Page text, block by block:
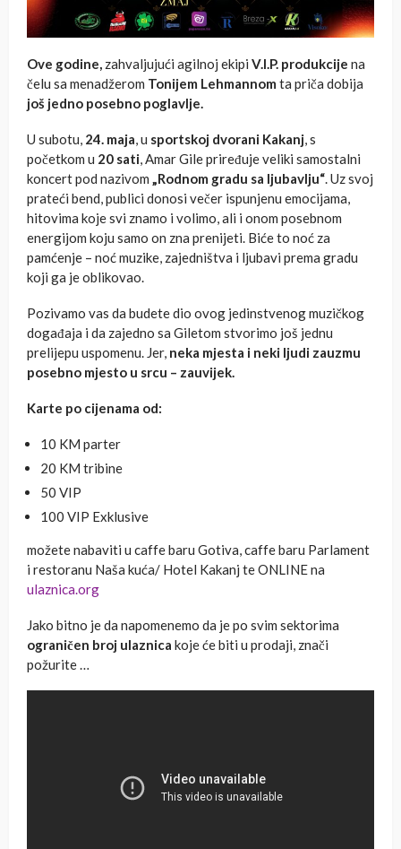
Ove godine, zahvaljujući agilnoj ekipi V.I.P. produkcije na
čelu sa menadžerom Tonijem Lehmannom ta priča dobija
još jedno posebno poglavlje.
U subotu, 24. maja, u sportskoj dvorani Kakanj, s
početkom u 20 sati, Amar Gile priređuje veliki samostalni
koncert pod nazivom „Rodnom gradu sa ljubavlju“. Uz svoj
prateći bend, publici donosi večer ispunjenu emocijama,
hitovima koje svi znamo i volimo, ali i onom posebnom
energijom koju samo on zna prenijeti. Biće to noć za
pamćenje – noć muzike, zajedništva i ljubavi prema gradu
koji ga je oblikovao.
Pozivamo vas da budete dio ovog jedinstvenog muzičkog
događaja i da zajedno sa Giletom stvorimo još jednu
prelijepu uspomenu. Jer, neka mjesta i neki ljudi zauzmu
posebno mjesto u srcu – zauvijek.
Karte po cijenama od:
10 KM parter
20 KM tribine
50 VIP
100 VIP Exklusive
možete nabaviti u caffe baru Gotiva, caffe baru Parlament
i restoranu Naša kuća/ Hotel Kakanj te ONLINE na
ulaznica.org
Jako bitno je da napomenemo da je po svim sektorima
ograničen broj ulaznica koje će biti u prodaji, znači
požurite …